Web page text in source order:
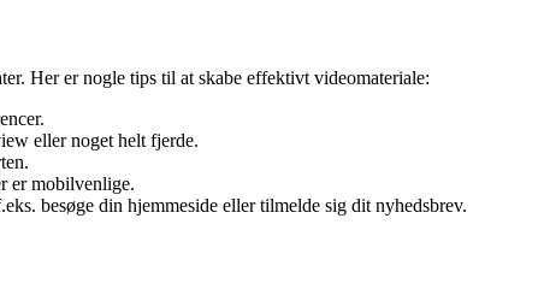
Her er nogle tips til at skabe effektivt videomateriale:
eller noget helt fjerde.
er mobilvenlige.
besøge din hjemmeside eller tilmelde sig dit nyhedsbrev.